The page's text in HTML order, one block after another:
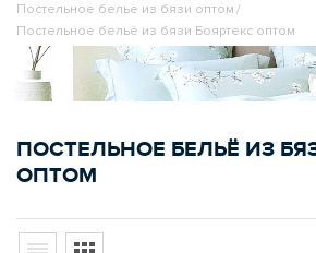
Постельное бельё из бязи оптом /
Постельное бельё из бязи Бояртекс оптом
ПОСТЕЛЬНОЕ БЕЛЬЁ ИЗ
ОПТОМ